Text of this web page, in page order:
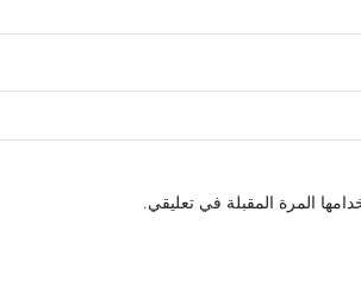
المرة المقبلة في تعليقي.